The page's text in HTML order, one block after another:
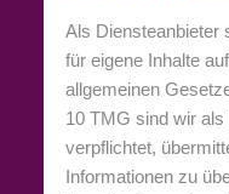
Als Diensteanbieter
für eigene Inhalte
allgemeinen
10 TMG sind wir
verpflichtet,
Informationen zu